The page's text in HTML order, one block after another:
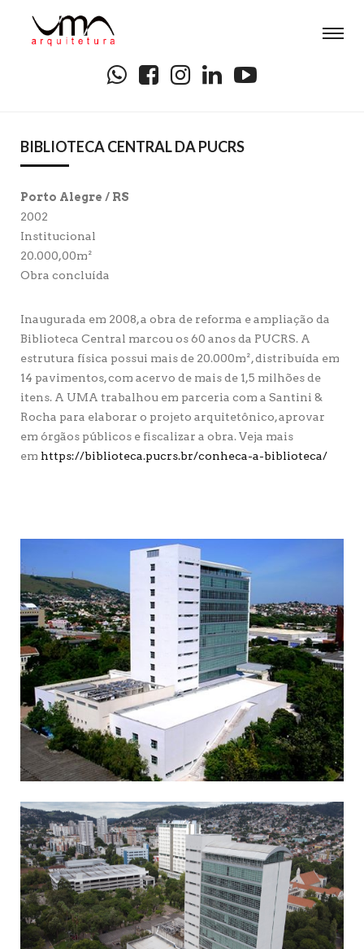
BIBLIOTECA CENTRAL DA PUCRS
Porto Alegre / RS
2002
Institucional
20.000,00m²
Obra concluída
Inaugurada em 2008, a obra de reforma e ampliação da
Biblioteca Central marcou os 60 anos da PUCRS. A
estrutura física possui mais de 20.000m², distribuída em
14 pavimentos, com acervo de mais de 1,5 milhões de
itens. A UMA trabalhou em parceria com a Santini &
Rocha para elaborar o projeto arquitetônico, aprovar
em órgãos públicos e fiscalizar a obra.Veja mais
em https://biblioteca.pucrs.br/conheca-a-biblioteca/